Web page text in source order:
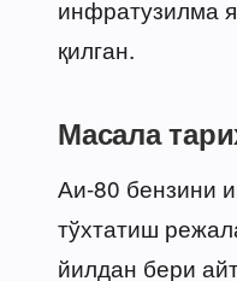
инфратузилма
қилган.
Масала
Аи-80 бензини
тўхтатиш
йилдан бери